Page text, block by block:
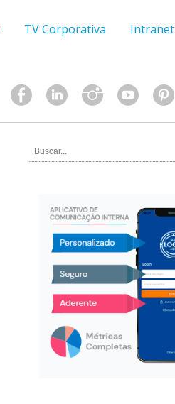
TV Corporativa Intranet